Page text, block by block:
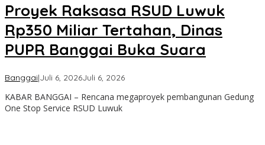
Proyek Raksasa RSUD Luwuk
Rp350 Miliar Tertahan, Dinas
PUPR Banggai Buka Suara
Banggai|Juli 6, 2026Juli 6, 2026oleh
Kabar
KABAR BANGGAI – Rencana megaproyek pembangunan Gedung
One Stop Service RSUD Luwuk